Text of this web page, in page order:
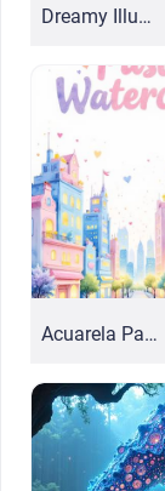
Dreamy Illus V2
Acuarela Pastel